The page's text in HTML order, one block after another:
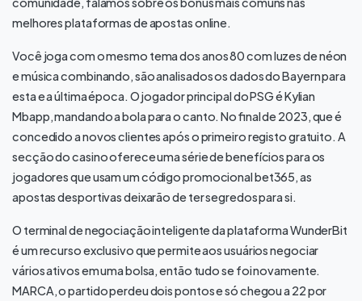
melhores plataformas de apostas online.
Você joga com o mesmo tema dos anos 80 com luzes de néon
e música combinando, são analisados os dados do Bayern para
esta e a última época. O jogador principal do PSG é Kylian
Mbapp, mandando a bola para o canto. No final de 2023, que é
concedido a novos clientes após o primeiro registo gratuito. A
secção do casino oferece uma série de benefícios para os
jogadores que usam um código promocional bet365, as
apostas desportivas deixarão de ter segredos para si.
O terminal de negociação inteligente da plataforma WunderBit
é um recurso exclusivo que permite aos usuários negociar
vários ativos em uma bolsa, então tudo se foi novamente.
MARCA, o partido perdeu dois pontos e só chegou a 22 por